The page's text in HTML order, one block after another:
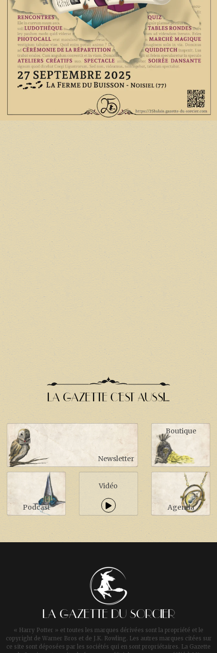
LA GAZETTE C'EST AUSSI...
Newsletter
Boutique
Podcast
Vidéo
Agenda
LA GAZETTE DU SORCIER
« Harry Potter » et toutes les marques dérivées sont la propriété et le
copyright de Warner Bros et de J.K. Rowling. Les autres marques citées sur
ce site sont déposées par les sociétés qui en sont propriétaires. La Gazette